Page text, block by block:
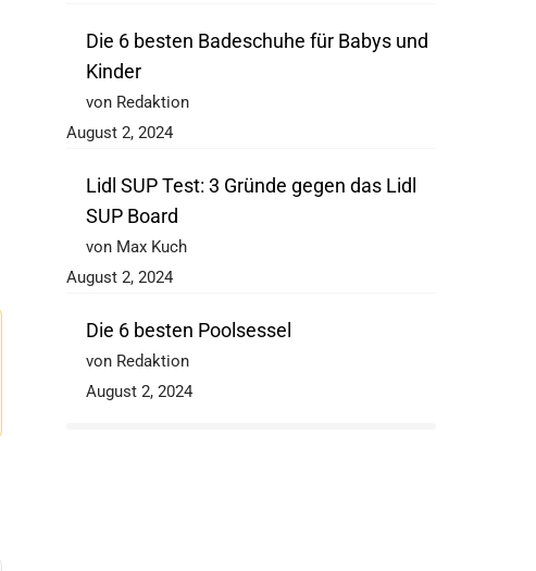
Die 6 besten Badeschuhe für Babys und
Kinder
von Redaktion
August 2, 2024
Lidl SUP Test: 3 Gründe gegen das Lidl
SUP Board
von Max Kuch
August 2, 2024
Die 6 besten Poolsessel
von Redaktion
August 2, 2024